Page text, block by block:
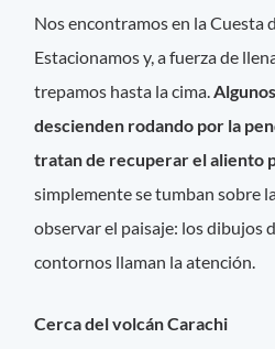
Nos encontramos en la Cuesta
Estacionamos y, a fuerza de
trepamos hasta la cima.
descienden rodando por la
tratan de recuperar el aliento
simplemente se tumban sobre
observar el paisaje: los dibujos
contornos llaman la atención.
Cerca del volcán Carachi